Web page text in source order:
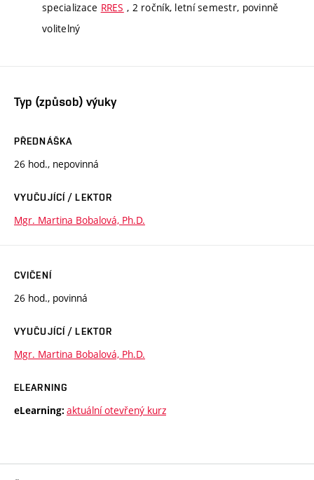
specializace RRES , 2 ročník, letní semestr, povinně
volitelný
Typ (způsob) výuky
PŘEDNÁŠKA
26 hod., nepovinná
VYUČUJÍCÍ / LEKTOR
Mgr. Martina Bobalová, Ph.D.
CVIČENÍ
26 hod., povinná
VYUČUJÍCÍ / LEKTOR
Mgr. Martina Bobalová, Ph.D.
ELEARNING
eLearning: aktuální otevřený kurz